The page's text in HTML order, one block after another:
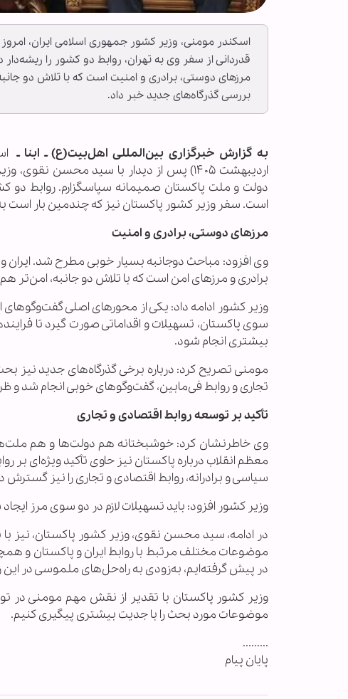
اسکندر مومنی، وزیر کشور جمهوری اسلامی ایران،
قدردانی از سفر وی به تهران، روابط دو کشور را
مرزهای دوستی، برادری و امنیت است که با تلاش دو
بررسی گذرگاه‌های جدید خبر داد.
به گزارش خبرگزاری بین‌المللی اهل‌بیت(ع) ـ ابنا ـ
اردیبهشت ۱۴۰۵) پس از دیدار با سید محسن
دولت و ملت پاکستان صمیمانه سپاسگزارم. روابط دو
است. سفر وزیر کشور پاکستان نیز که چندمین بار است
مرزهای دوستی، برادری و امنیت
وی افزود: مباحث دوجانبه بسیار خوبی مطرح شد. ایران
برادری و مرزهای امن است که با تلاش دو جانبه، امن‌تر
وزیر کشور ادامه داد: یکی از محورهای اصلی
سوی پاکستان، تسهیلات و اقداماتی صورت گیرد تا
بیشتری انجام شود.
مومنی تصریح کرد: درباره برخی گذرگاه‌های جدید نیز
تجاری و روابط فی‌مابین، گفت‌وگوهای خوبی انجام شد و
تأکید بر توسعه روابط اقتصادی و تجاری
وی خاطرنشان کرد: خوشبختانه هم دولت‌ها و هم
معظم انقلاب درباره پاکستان نیز حاوی تأکید ویژه‌ای
سیاسی و برادرانه، روابط اقتصادی و تجاری را نیز
وزیر کشور افزود: باید تسهیلات لازم در دو سوی مرز
در ادامه، سید محسن نقوی، وزیر کشور پاکستان، نیز
موضوعات مختلف مرتبط با روابط ایران و پاکستان و
در پیش گرفته‌ایم، به‌زودی به راه‌حل‌های ملموسی در
وزیر کشور پاکستان با تقدیر از نقش مهم مومنی در
موضوعات مورد بحث را با جدیت بیشتری پیگیری کنیم.
.........
پایان پیام